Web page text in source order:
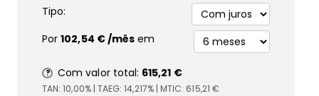
Tipo:
Por102,54 €/mês em
Com valor total: 615,21 €
TAN:10,00%| TAEG:14,217%| MTIC: 615,21 €